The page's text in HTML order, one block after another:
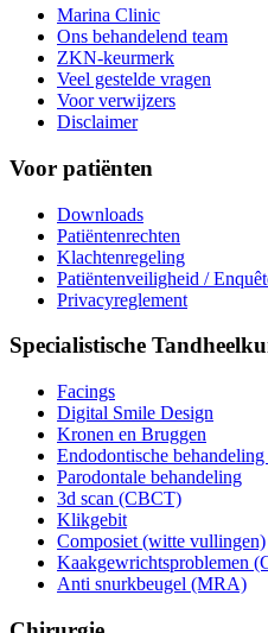
Marina Clinic
Ons behandelend team
ZKN-keurmerk
Veel gestelde vragen
Voor verwijzers
Disclaimer
Voor patiënten
Downloads
Patiëntenrechten
Klachtenregeling
Patiëntenveiligheid /
Privacyreglement
Specialistische
Facings
Digital Smile Design
Kronen en Bruggen
Endodontische
Parodontale behandeling
3d scan (CBCT)
Klikgebit
Composiet (witte vullingen)
Kaakgewrichtsproblemen
Anti snurkbeugel (MRA)